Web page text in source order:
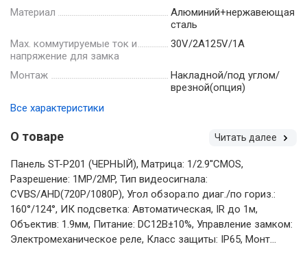
Материал
Алюминий+нержавеющая
сталь
Мах. коммутируемые ток и
напряжение для замка
30V/2A125V/1A
Монтаж
Накладной/под углом/
врезной(опция)
Все характеристики
О товаре Читать далее
Панель ST-P201 (ЧЕРНЫЙ), Матрица: 1/2.9''CMOS,
Разрешение: 1MP/2MP, Тип видеосигнала:
CVBS/AHD(720P/1080P), Угол обзора:по диаг./по гориз.:
160°/124°, ИК подсветка: Автоматическая, IR до 1м,
Объектив: 1.9мм, Питание: DС12В±10%, Управление замком:
Электромеханическое реле, Класс защиты: IР65, Монт...